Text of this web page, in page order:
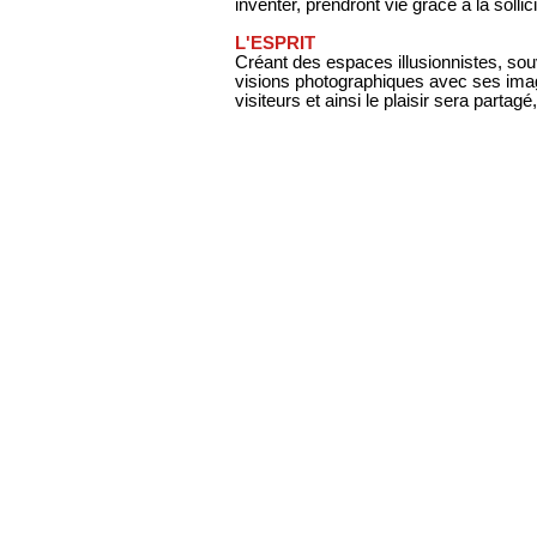
inventer, prendront vie grâce à la
L'ESPRIT
Créant des espaces illusionnistes,
visions photographiques avec ses
visiteurs et ainsi le plaisir sera